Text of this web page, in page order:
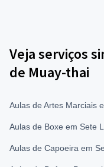
Veja serviços
de Muay-thai
Aulas de Artes Marciais
Aulas de Boxe em Sete
Aulas de Capoeira em